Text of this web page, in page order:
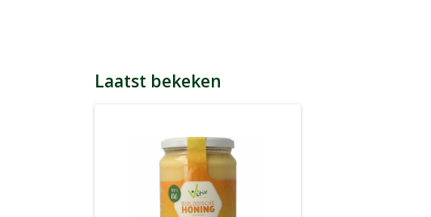
Laatst bekeken